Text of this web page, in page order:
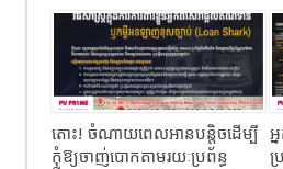
តោះ​! ចំណាយពេលអានបន្តិចដើម្បី
កុំឱ្យចាញ់បោកតាមរយៈប្រព័ន្ធ​
អ្
ប្